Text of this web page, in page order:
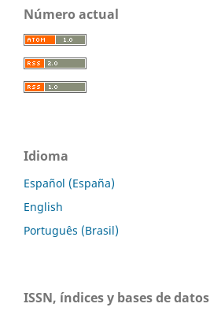
Número actual
Idioma
Español (España)
English
Português (Brasil)
ISSN, índices y bases de datos